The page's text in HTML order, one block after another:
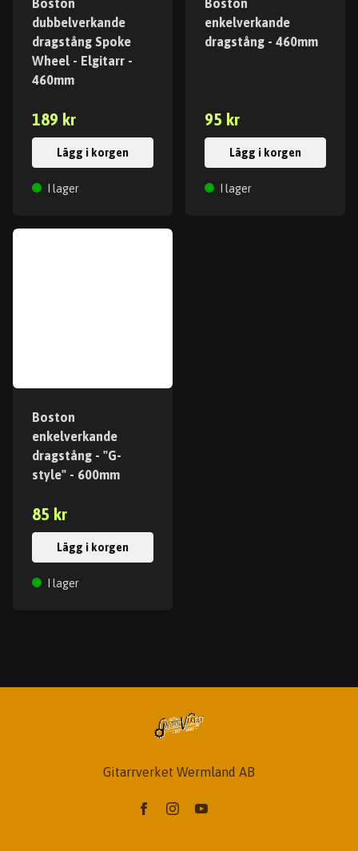
Boston
dubbelverkande
dragstång Spoke
Wheel - Elgitarr -
460mm
189 kr
Lägg i korgen
I lager
Boston
enkelverkande
dragstång - 460mm
95 kr
Lägg i korgen
I lager
Boston
enkelverkande
dragstång - "G-
style" - 600mm
85 kr
Lägg i korgen
I lager
Gitarrverket Wermland AB